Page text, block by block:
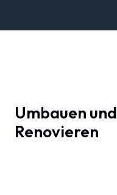
Umbauen und
Renovieren